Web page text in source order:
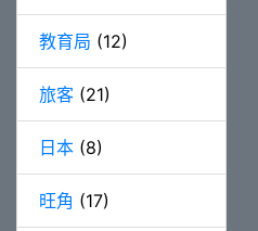
教育局 (12)
旅客 (21)
日本 (8)
旺角 (17)